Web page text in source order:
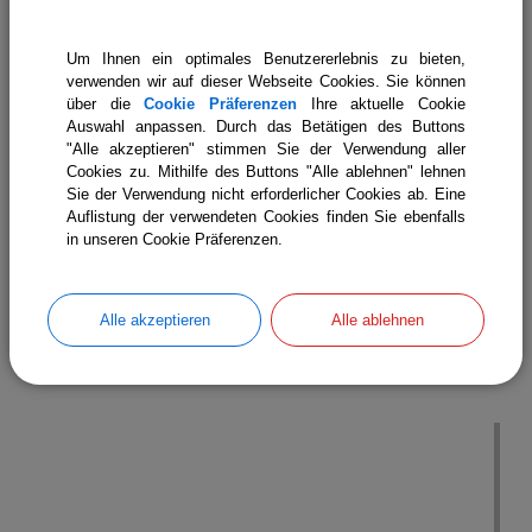
Standesamt
Um Ihnen ein optimales Benutzererlebnis zu bieten,
verwenden wir auf dieser Webseite Cookies. Sie können
über dieCookie Präferenzen Ihre aktuelle Cookie
Auswahl anpassen. Durch das Betätigen des Buttons
"Alle akzeptieren" stimmen Sie der Verwendung aller
Cookies zu. Mithilfe des Buttons "Alle ablehnen" lehnen
Sie der Verwendung nicht erforderlicher Cookies ab. Eine
Auflistung der verwendeten Cookies finden Sie ebenfalls
in unseren Cookie Präferenzen.
Alle akzeptieren Alle ablehnen